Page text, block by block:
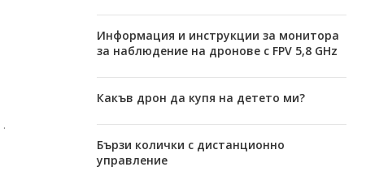
.
Информация и инструкции за монитора
за наблюдение на дронове с FPV 5,8 GHz
Какъв дрон да купя на детето ми?
Бързи колички с дистанционно
управление